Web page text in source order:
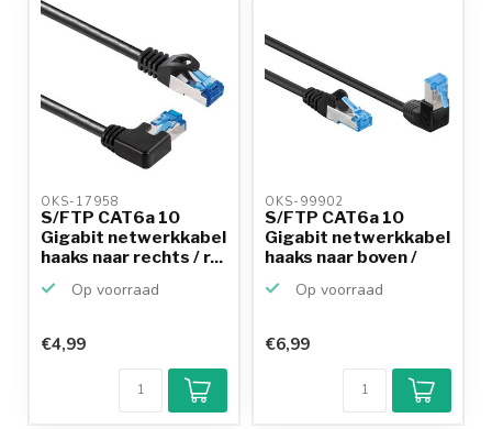
OKS-17958
S/FTP CAT6a 10
Gigabit netwerkkabel
haaks naar rechts / r...
Op voorraad
€4,99
OKS-99902
S/FTP CAT6a 10
Gigabit netwerkkabel
haaks naar boven /
Op voorraad
9,2/10
Achteraf
betalen mogelijk
€6,99